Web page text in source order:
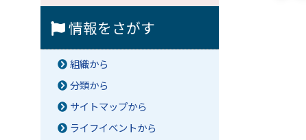
情報をさがす
組織から
分類から
サイトマップから
ライフイベントから